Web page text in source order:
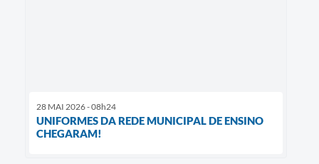
28 MAI 2026 - 08h24
UNIFORMES DA REDE MUNICIPAL DE ENSINO
CHEGARAM!